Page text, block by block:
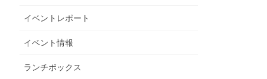
イベントレポート
イベント情報
ランチボックス